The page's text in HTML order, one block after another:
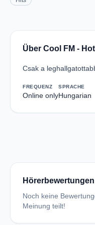
Über Cool FM -
Csak a
FREQUENZ
Online only
SPRACHE
Hungarian
Hörerbewertungen
Noch keine
Meinung teilt!